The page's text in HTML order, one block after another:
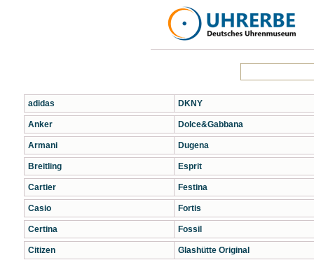
adidas
Anker
Armani
Breitling
Cartier
Casio
Certina
Citizen
DKNY
Dolce&Gabbana
Dugena
Esprit
Festina
Fortis
Fossil
Glashütte Original